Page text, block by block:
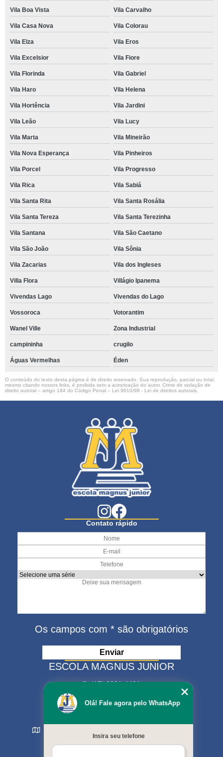
Vila Boa Vista Vila Carvalho
Vila Casa Nova Vila Colorau
Vila Elza Vila Eros
Vila Excelsior Vila Fiore
Vila Florinda Vila Gabriel
Vila Haro Vila Helena
Vila Hortência Vila Jardini
Vila Leão Vila Lucy
Vila Marta Vila Mineirão
Vila Nova Esperança Vila Pinheiros
Vila Porcel Vila Progresso
Vila Rica Vila Sabiá
Vila Santa Rita Vila Santa Rosália
Vila Santa Tereza Vila Santa Terezinha
Vila Santana Vila São Caetano
Vila São João Vila Sônia
Vila Zacarias Vila dos Ingleses
Villa Flora Villágio Ipanema
Vivendas Lago Vivendas do Lago
Vossoroca Votorantim
Wanel Ville Zona Industrial
campininha crugilo
Águas Vermelhas Éden
O conteúdo do texto desta página é de direito reservado. Sua reprodução, parcial ou total,
mesmo citando nossos links, é proibida sem a autorização do autor. Crime de violação de
direito autoral – artigo 184 do Código Penal – Lei 9610/98 - Lei de direitos autorais
Contato rápido
Os campos com * são obrigatórios
ESCOLA MAGNUS JUNIOR
(15) 3321-4401
(15) 99630-9333
matriculas@escolamagnus.com.br
Sorocaba - SP - CEP: 18044-130
MENU
Olá! Fale agora pelo WhatsApp
Insira seu telefone